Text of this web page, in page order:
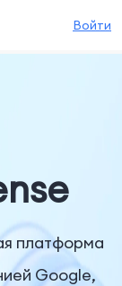
Войти
платформа
Google,